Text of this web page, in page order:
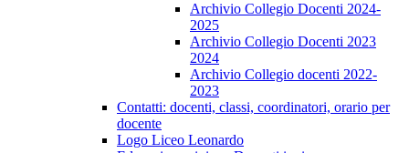
Archivio Collegio Docenti 2024-
2025
Archivio Collegio Docenti 2023
2024
Archivio Collegio docenti 2022-
2023
Contatti: docenti, classi, coordinatori, orario per
docente
Logo Liceo Leonardo